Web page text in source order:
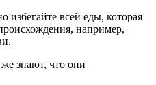
избегайте всей еды, которая
например,
знают, что они